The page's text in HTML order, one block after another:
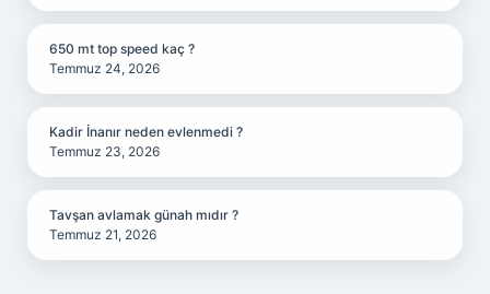
650 mt top speed kaç ?
Temmuz 24, 2026
Kadir İnanır neden evlenmedi ?
Temmuz 23, 2026
Tavşan avlamak günah mıdır ?
Temmuz 21, 2026